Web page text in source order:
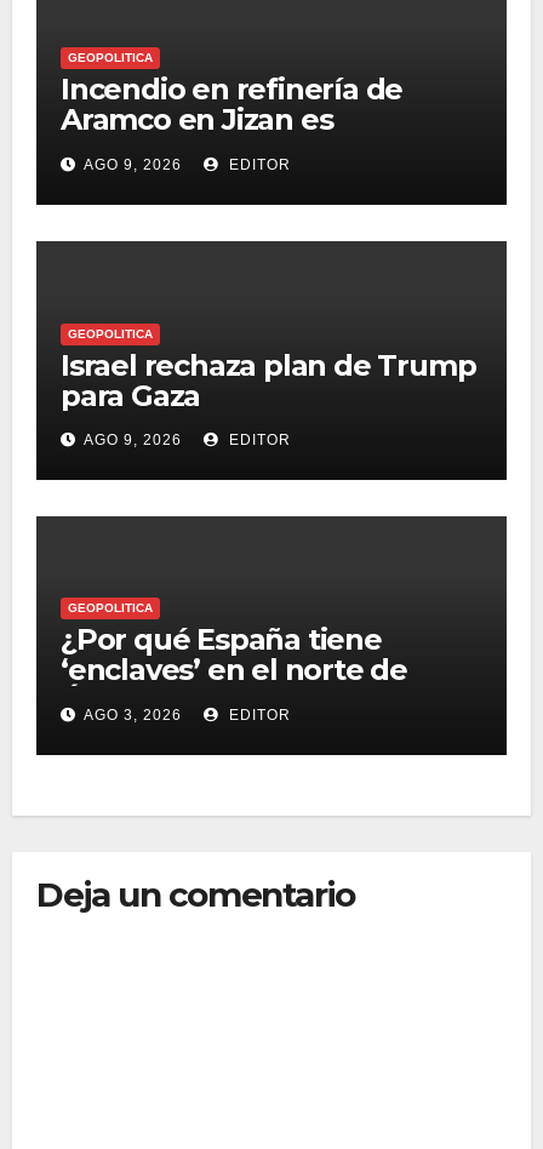
GEOPOLITICA
Incendio en refinería de
Aramco en Jizan es
controlado
AGO 9, 2026 EDITOR
GEOPOLITICA
Israel rechaza plan de Trump
para Gaza
AGO 9, 2026 EDITOR
GEOPOLITICA
¿Por qué España tiene
‘enclaves’ en el norte de
África?
AGO 3, 2026 EDITOR
Deja un comentario